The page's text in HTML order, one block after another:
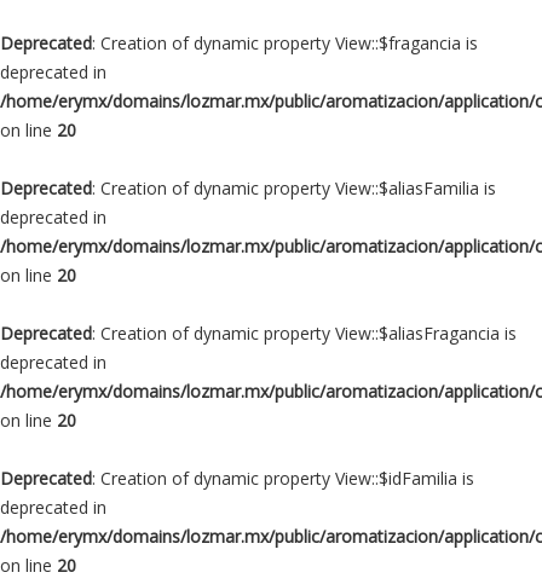
Deprecated: Creation of dynamic property View::$fragancia is
deprecated in
/home/erymx/domains/lozmar.mx/public/aromatizacion/application/
on line 20
Deprecated: Creation of dynamic property View::$aliasFamilia is
deprecated in
/home/erymx/domains/lozmar.mx/public/aromatizacion/application/
on line 20
Deprecated: Creation of dynamic property View::$aliasFragancia is
deprecated in
/home/erymx/domains/lozmar.mx/public/aromatizacion/application/
on line 20
Deprecated: Creation of dynamic property View::$idFamilia is
deprecated in
/home/erymx/domains/lozmar.mx/public/aromatizacion/application/
on line 20